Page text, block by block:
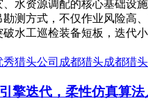
水资源调配的核心基础设
测方式，不仅作业风险高
水工巡检装备短板，迭代
秀猎头公司 成都猎头成都猎
擎迭代，柔性仿真算